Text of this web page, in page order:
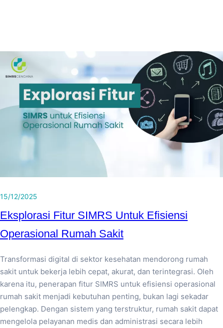
15/12/2025
Eksplorasi Fitur SIMRS Untuk Efisiensi
Operasional Rumah Sakit
Transformasi digital di sektor kesehatan mendorong rumah
sakit untuk bekerja lebih cepat, akurat, dan terintegrasi. Oleh
karena itu, penerapan fitur SIMRS untuk efisiensi operasional
rumah sakit menjadi kebutuhan penting, bukan lagi sekadar
pelengkap. Dengan sistem yang terstruktur, rumah sakit dapat
mengelola pelayanan medis dan administrasi secara lebih